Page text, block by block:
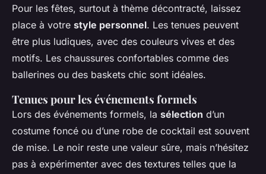
Pour les fêtes, surtout à thème décontracté, laissez
place à votre style personnel. Les tenues peuvent
être plus ludiques, avec des couleurs vives et des
motifs. Les chaussures confortables comme des
ballerines ou des baskets chic sont idéales.
Tenues pour les événements formels
Lors des événements formels, la sélection d’un
costume foncé ou d’une robe de cocktail est souvent
de mise. Le noir reste une valeur sûre, mais n’hésitez
pas à expérimenter avec des textures telles que la